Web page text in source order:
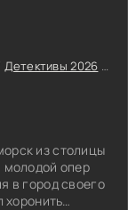
Детективы 2026
из столицы
молодой опер
в город своего
хоронить